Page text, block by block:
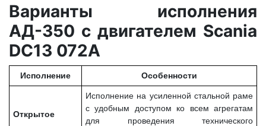
Варианты исполнения
АД-350 с двигателем Scania
DC13 072A
Исполнение Особенности
Открытое
Исполнение на усиленной стальной раме
с удобным доступом ко всем агрегатам
для проведения технического